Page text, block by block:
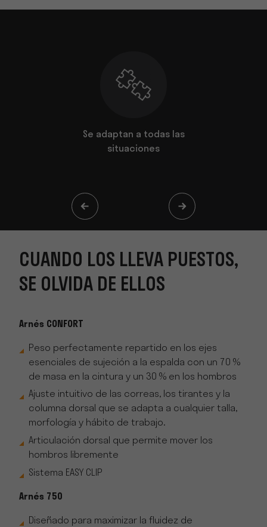
Se adaptan a todas las
situaciones
CUANDO LOS LLEVA PUESTOS,
SE OLVIDA DE ELLOS
Arnés CONFORT
Peso perfectamente repartido en los ejes
esenciales de sujeción a la espalda con un 70 %
de masa en la cintura y un 30 % en los hombros
Ajuste intuitivo de las correas, los tirantes y la
columna dorsal que se adapta a cualquier talla,
morfología y hábito de trabajo.
Articulación dorsal que permite mover los
hombros libremente
Sistema EASY CLIP
Arnés 750
Diseñado para maximizar la fluidez de